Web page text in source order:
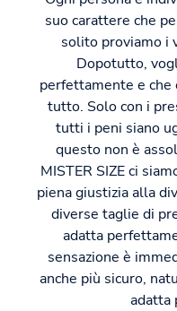
suo carattere che
solito proviamo i
Dopotutto,
perfettamente e
tutto. Solo con i
tutti i peni siano
questo non è
MISTER SIZE ci
piena giustizia alla
diverse taglie di
adatta
sensazione è
anche più sicuro,
adatta